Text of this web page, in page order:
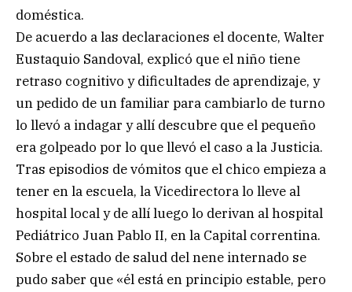
doméstica.
De acuerdo a las declaraciones el docente, Walter
Eustaquio Sandoval, explicó que el niño tiene
retraso cognitivo y dificultades de aprendizaje, y
un pedido de un familiar para cambiarlo de turno
lo llevó a indagar y allí descubre que el pequeño
era golpeado por lo que llevó el caso a la Justicia.
Tras episodios de vómitos que el chico empieza a
tener en la escuela, la Vicedirectora lo lleve al
hospital local y de allí luego lo derivan al hospital
Pediátrico Juan Pablo II, en la Capital correntina.
Sobre el estado de salud del nene internado se
pudo saber que «él está en principio estable, pero